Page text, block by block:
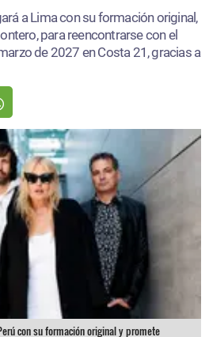
a Lima con su formación original,
para reencontrarse con el
de 2027 en Costa 21, gracias a
con su formación original y promete